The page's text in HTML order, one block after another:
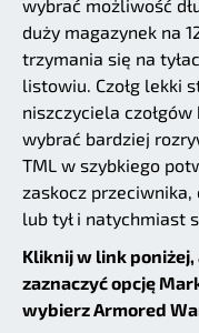
wybrać możliwość
duży magazynek na
trzymania się na
listowiu. Czołg lekki
niszczyciela
wybrać bardziej
TML w szybkiego
zaskocz
lub tył i natychmiast
Kliknij w link
zaznaczyć opcję
wybierz Armored